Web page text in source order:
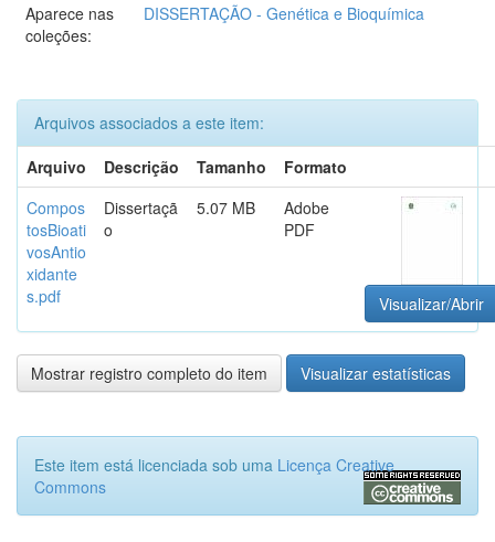
Aparece nas
coleções:
DISSERTAÇÃO - Genética e Bioquímica
Arquivos associados a este item:
Arquivo
Descrição Tamanho
Formato
Compos
tosBioati
vosAntio
xidante
s.pdf
Dissertaçã
o
5.07 MB
Adobe
PDF
Visualizar/Abrir
Mostrar registro completo do item Visualizar estatísticas
Este item está licenciada sob uma Licença Creative
Commons